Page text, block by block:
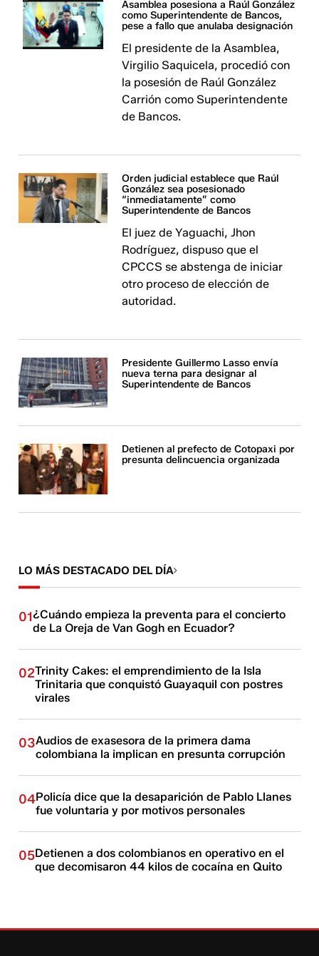
Asamblea posesiona a Raúl González
como Superintendente de Bancos,
pese a fallo que anulaba designación
El presidente de la Asamblea,
Virgilio Saquicela, procedió con
la posesión de Raúl González
Carrión como Superintendente
de Bancos.
Orden judicial establece que Raúl
González sea posesionado
“inmediatamente” como
Superintendente de Bancos
El juez de Yaguachi, Jhon
Rodríguez, dispuso que el
CPCCS se abstenga de iniciar
otro proceso de elección de
autoridad.
Presidente Guillermo Lasso envía
nueva terna para designar al
Superintendente de Bancos
Detienen al prefecto de Cotopaxi por
presunta delincuencia organizada
LO MÁS DESTACADO DEL DÍA
01¿Cuándo empieza la preventa para el concierto
de La Oreja de Van Gogh en Ecuador?
02Trinity Cakes: el emprendimiento de la Isla
Trinitaria que conquistó Guayaquil con postres
virales
03Audios de exasesora de la primera dama
colombiana la implican en presunta corrupción
04Policía dice que la desaparición de Pablo Llanes
fue voluntaria y por motivos personales
05Detienen a dos colombianos en operativo en el
que decomisaron 44 kilos de cocaína en Quito